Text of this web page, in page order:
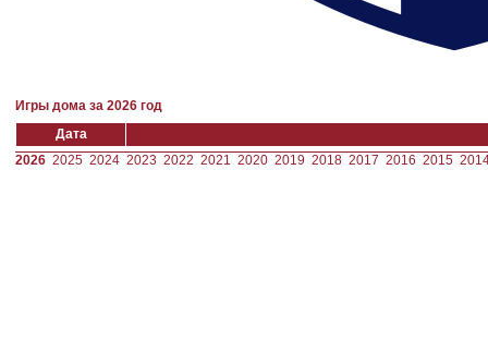
Игры дома за 2026 год
Дата
2026 2025 2024 2023 2022 2021 2020 2019 2018 2017 2016 2015